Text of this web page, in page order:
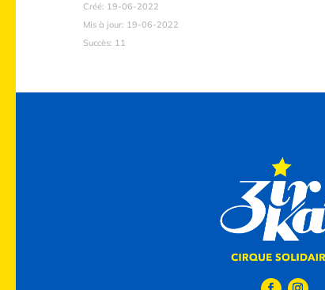
Créé: 19-06-2022
Mis à jour: 19-06-2022
Succès: 11